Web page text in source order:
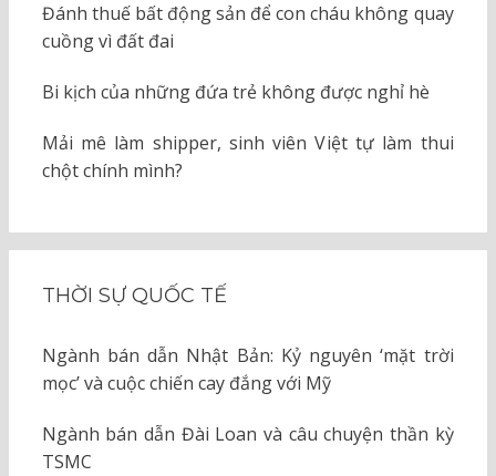
Đánh thuế bất động sản để con cháu không quay
cuồng vì đất đai
Bi kịch của những đứa trẻ không được nghỉ hè
Mải mê làm shipper, sinh viên Việt tự làm thui
chột chính mình?
THỜI SỰ QUỐC TẾ
Ngành bán dẫn Nhật Bản: Kỷ nguyên ‘mặt trời
mọc’ và cuộc chiến cay đắng với Mỹ
Ngành bán dẫn Đài Loan và câu chuyện thần kỳ
TSMC